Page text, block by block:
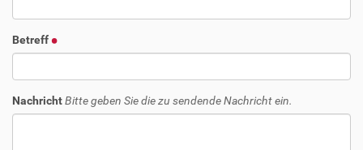
Betreff
NachrichtBitte geben Sie die zu sendende Nachricht ein.